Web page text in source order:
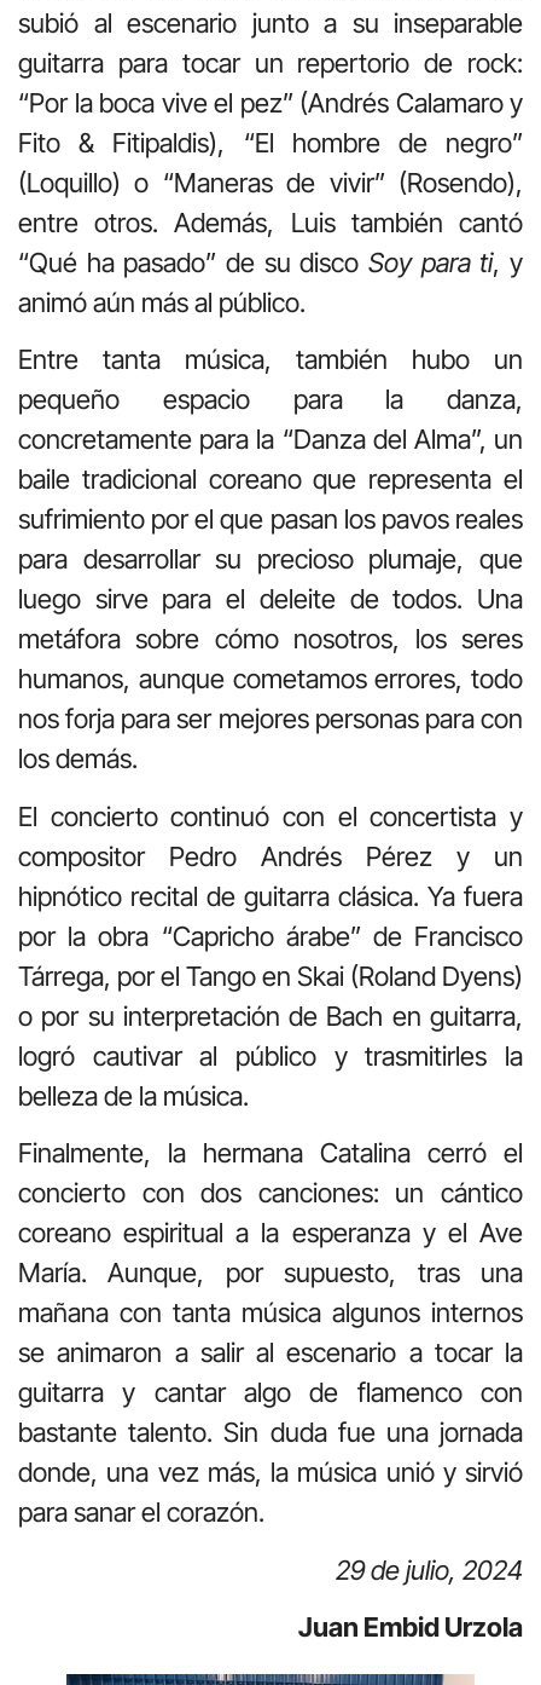
subió al escenario junto a su inseparable
guitarra para tocar un repertorio de rock:
“Por la boca vive el pez” (Andrés Calamaro y
Fito & Fitipaldis), “El hombre de negro”
(Loquillo) o “Maneras de vivir” (Rosendo),
entre otros. Además, Luis también cantó
“Qué ha pasado” de su disco Soy para ti, y
animó aún más al público.
Entre tanta música, también hubo un
pequeño espacio para la danza,
concretamente para la “Danza del Alma”, un
baile tradicional coreano que representa el
sufrimiento por el que pasan los pavos reales
para desarrollar su precioso plumaje, que
luego sirve para el deleite de todos. Una
metáfora sobre cómo nosotros, los seres
humanos, aunque cometamos errores, todo
nos forja para ser mejores personas para con
los demás.
El concierto continuó con el concertista y
compositor Pedro Andrés Pérez y un
hipnótico recital de guitarra clásica. Ya fuera
por la obra “Capricho árabe” de Francisco
Tárrega, por el Tango en Skai (Roland Dyens)
o por su interpretación de Bach en guitarra,
logró cautivar al público y trasmitirles la
belleza de la música.
Finalmente, la hermana Catalina cerró el
concierto con dos canciones: un cántico
coreano espiritual a la esperanza y el Ave
María. Aunque, por supuesto, tras una
mañana con tanta música algunos internos
se animaron a salir al escenario a tocar la
guitarra y cantar algo de flamenco con
bastante talento. Sin duda fue una jornada
donde, una vez más, la música unió y sirvió
para sanar el corazón.
29 de julio, 2024
Juan Embid Urzola